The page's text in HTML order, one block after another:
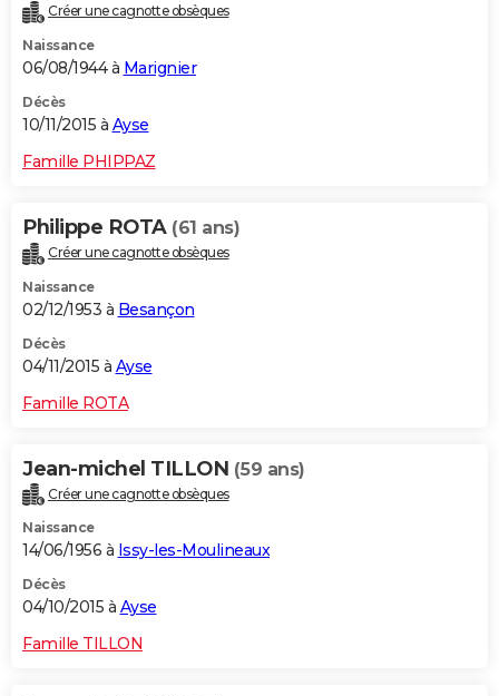
Créer une cagnotte obsèques
Naissance
06/08/1944 à Marignier
Décès
10/11/2015 à Ayse
Famille PHIPPAZ
Philippe ROTA (61 ans)
Créer une cagnotte obsèques
Naissance
02/12/1953 à Besançon
Décès
04/11/2015 à Ayse
Famille ROTA
Jean-michel TILLON (59 ans)
Créer une cagnotte obsèques
Naissance
14/06/1956 à Issy-les-Moulineaux
Décès
04/10/2015 à Ayse
Famille TILLON